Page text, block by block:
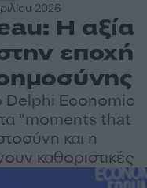
2026
Η αξία
εποχή
Delphi Economic
"moments that
και η
καθοριστικές